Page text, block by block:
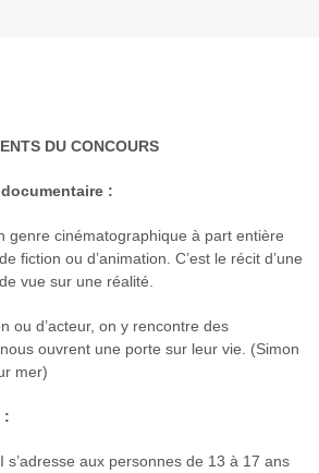
DU CONCOURS
:
genre cinématographique à part entière
fiction ou d’animation. C’est le récit d’une
vue sur une réalité.
ou d’acteur, on y rencontre des
ouvrent une porte sur leur vie. (Simon
mer)
:
s’adresse aux personnes de 13 à 17 ans